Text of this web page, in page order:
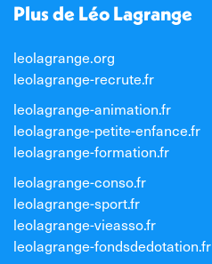
Plus de Léo Lagrange
leolagrange.org
leolagrange-recrute.fr
leolagrange-animation.fr
leolagrange-petite-enfance.fr
leolagrange-formation.fr
leolagrange-conso.fr
leolagrange-sport.fr
leolagrange-vieasso.fr
leolagrange-fondsdedotation.fr